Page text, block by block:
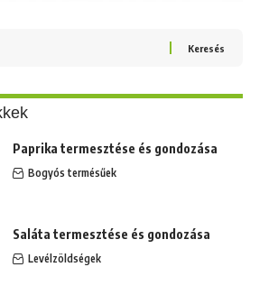
Paprika termesztése és gondozása
Bogyós termésűek
Saláta termesztése és gondozása
Levélzöldségek